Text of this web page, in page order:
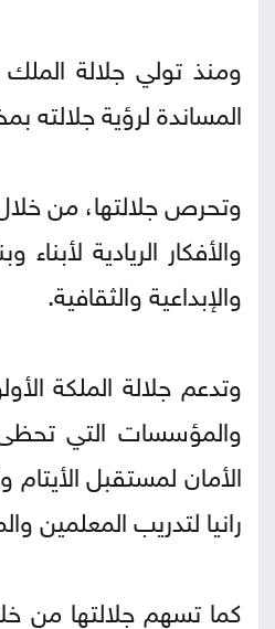
ومنذ تولي جلالة الملك
المساندة لرؤية جلالته
وتحرص جلالتها، من
والأفكار الريادية
والإبداعية والثقافية.
وتدعم جلالة الملكة
والمؤسسات التي تحظى
الأمان لمستقبل
رانيا لتدريب
كما تسهم جلالتها من